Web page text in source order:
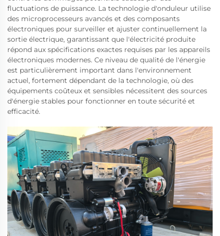
fluctuations de puissance. La technologie d'onduleur utilise
des microprocesseurs avancés et des composants
électroniques pour surveiller et ajuster continuellement la
sortie électrique, garantissant que l'électricité produite
répond aux spécifications exactes requises par les appareils
électroniques modernes. Ce niveau de qualité de l'énergie
est particulièrement important dans l'environnement
actuel, fortement dépendant de la technologie, où des
équipements coûteux et sensibles nécessitent des sources
d'énergie stables pour fonctionner en toute sécurité et
efficacité.